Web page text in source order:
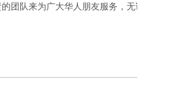
队来为广大华人朋友服务，无论你人在